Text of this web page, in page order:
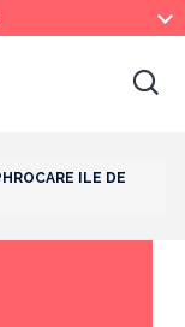
ILE DE